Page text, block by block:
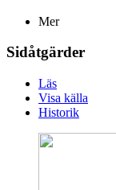
Mer
Sidåtgärder
Läs
Visa källa
Historik